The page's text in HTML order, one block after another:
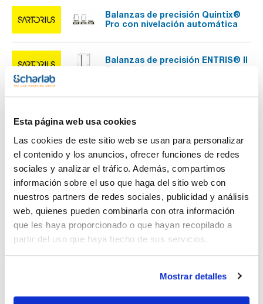
Esta página web usa cookies
Las cookies de este sitio web se usan para personalizar
el contenido y los anuncios, ofrecer funciones de redes
sociales y analizar el tráfico. Además, compartimos
información sobre el uso que haga del sitio web con
nuestros partners de redes sociales, publicidad y análisis
web, quienes pueden combinarla con otra información
que les haya proporcionado o que hayan recopilado a
partir del uso que haya hecho de sus servicios.
Mostrar detalles
Balanzas de precisión Quintix®
Pro con nivelación automática
Balanzas de precisión ENTRIS® II
Essential
Balanzas analíticas ENTRIS® II
Essential
Balanzas analíticas ENTRIS® II
Balanzas analíticas Quintix®